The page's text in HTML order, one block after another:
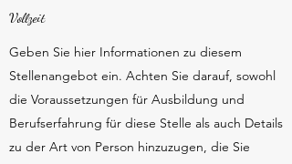
Vollzeit
Geben Sie hier Informationen zu diesem
Stellenangebot ein. Achten Sie darauf, sowohl
die Voraussetzungen für Ausbildung und
Berufserfahrung für diese Stelle als auch Details
zu der Art von Person hinzuzugen, die Sie